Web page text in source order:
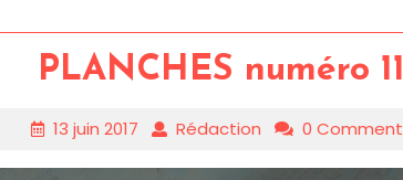
PLANCHES numéro 11
13 juin 2017 Rédaction 0 Comment